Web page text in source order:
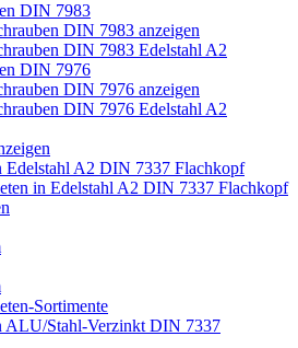
DIN 7983
DIN 7983 anzeigen
DIN 7983 Edelstahl A2
DIN 7976
DIN 7976 anzeigen
DIN 7976 Edelstahl A2
Edelstahl A2 DIN 7337 Flachkopf
in Edelstahl A2 DIN 7337 Flachkopf
Sortimente
ALU/Stahl-Verzinkt DIN 7337